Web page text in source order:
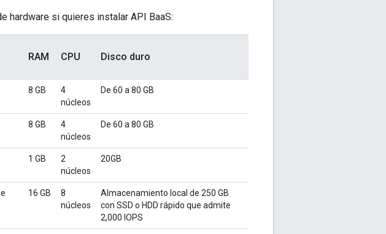
hardware si quieres instalar API BaaS:
RAM CPU Disco duro
8 GB
4
núcleos
De 60 a 80 GB
8 GB
4
núcleos
De 60 a 80 GB
1 GB
2
núcleos
20GB
16 GB
8
núcleos
Almacenamiento local de 250 GB
con SSD o HDD rápido que admite
2,000 IOPS